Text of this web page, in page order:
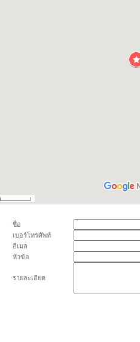
ชื่อ
เบอร์โทรศัพท์
อีเมล
หัวข้อ
รายละเอียด